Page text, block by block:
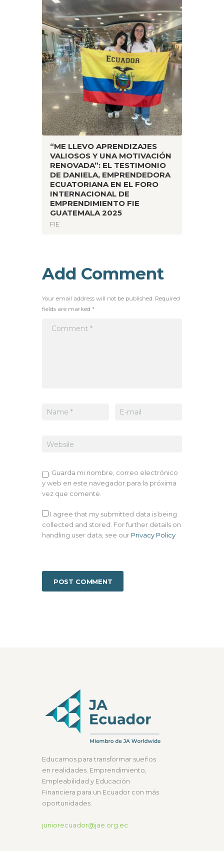
“ME LLEVO APRENDIZAJES
VALIOSOS Y UNA MOTIVACIÓN
RENOVADA”: EL TESTIMONIO
DE DANIELA, EMPRENDEDORA
ECUATORIANA EN EL FORO
INTERNACIONAL DE
EMPRENDIMIENTO FIE
GUATEMALA 2025
FIE
Add Comment
Your email address will not be published. Required
fields are marked *
Guarda mi nombre, correo electrónico
y web en este navegador para la próxima
vez que comente.
I agree that my submitted data is being
collected and stored. For further details on
handling user data, see our Privacy Policy
Educamos para transformar sueños
en realidades. Emprendimiento,
Empleabilidad y Educación
Financiera para un Ecuador con más
oportunidades.
juniorecuador@jae.org.ec